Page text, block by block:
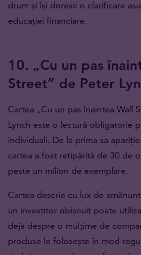
drum și își doresc o clarificare
educației financiare.
10. „Cu un pas
Street” de Peter
Cartea „Cu un pas înaintea Wall
Lynch este o lectură obligatorie
individuali. De la prima sa
cartea a fost retipărită de 30 de
peste un milion de exemplare.
Cartea descrie cu lux de
un investitor obișnuit poate
deja despre o mulțime de
produse le folosește în mod